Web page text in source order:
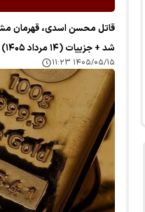
قاتل محسن اسدی، قهرمان
شد + جزییات (۱۴ مرداد ۱۴۰۵)
۱۴۰۵/۰۵/۱۵ ۱۱:۲۳